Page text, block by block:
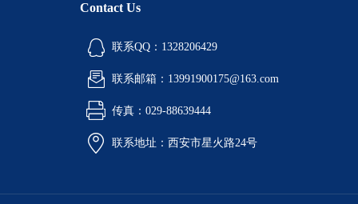
Contact Us
联系QQ：1328206429
联系邮箱：13991900175@163.com
传真：029-88639444
联系地址：西安市星火路24号